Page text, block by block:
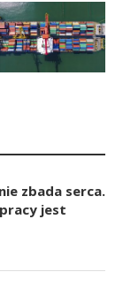
zbada serca.
jest